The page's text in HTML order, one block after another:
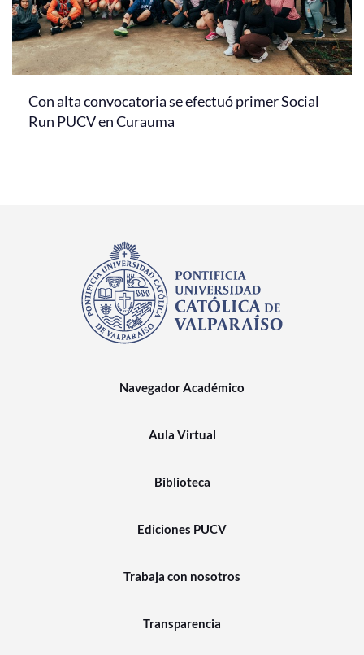
Con alta convocatoria se efectuó primer Social
Run PUCV en Curauma
Navegador Académico
Aula Virtual
Biblioteca
Ediciones PUCV
Trabaja con nosotros
Transparencia